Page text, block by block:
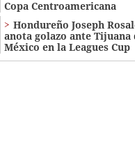
Copa Centroamericana
Hondureño Joseph
anota golazo ante Tijuana
México en la Leagues Cup